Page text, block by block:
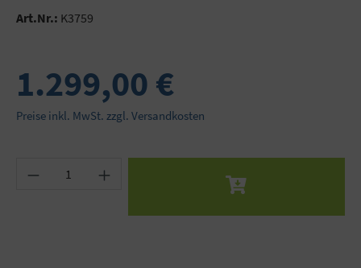
Art.Nr.: K3759
1.299,00 €
Preise inkl. MwSt. zzgl. Versandkosten
Produkt Anzahl: Gib den gewünschten Wert